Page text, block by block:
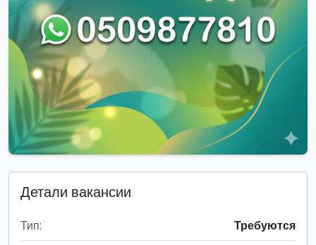
Детали вакансии
Тип:
Требуются